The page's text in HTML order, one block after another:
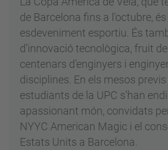
de Barcelona fins a l'octubre,
esdeveniment esportiu. És
d’innovació tecnològica, fruit
centenars d’enginyers i
disciplines. En els mesos
estudiants de la UPC s'han
apassionant món, convidats
NYYC American Magic i el
Estats Units a Barcelona.